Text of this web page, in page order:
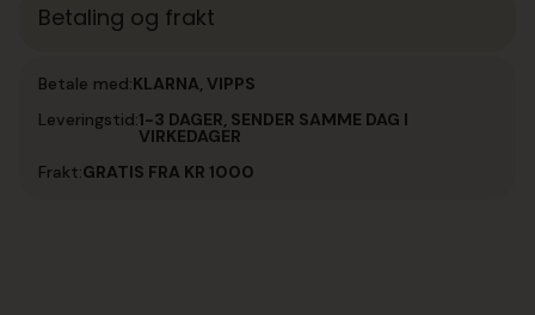
Betaling og frakt
Betale med:KLARNA, VIPPS
Leveringstid:1-3 DAGER, SENDER SAMME DAG I
VIRKEDAGER
Frakt:GRATIS FRA KR 1000